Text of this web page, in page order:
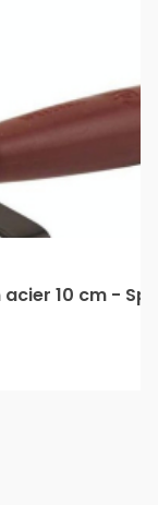
acier 10 cm -